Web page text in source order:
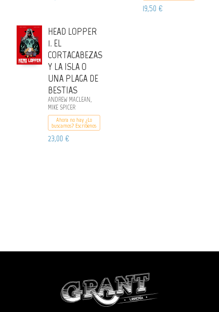
19,50 €
HEAD LOPPER
1. EL
CORTACABEZAS
Y LA ISLA O
UNA PLAGA DE
BESTIAS
ANDREW MACLEAN,
MIKE SPICER
Ahora no hay ¿Lo
buscamos? Escribenos
23,00 €